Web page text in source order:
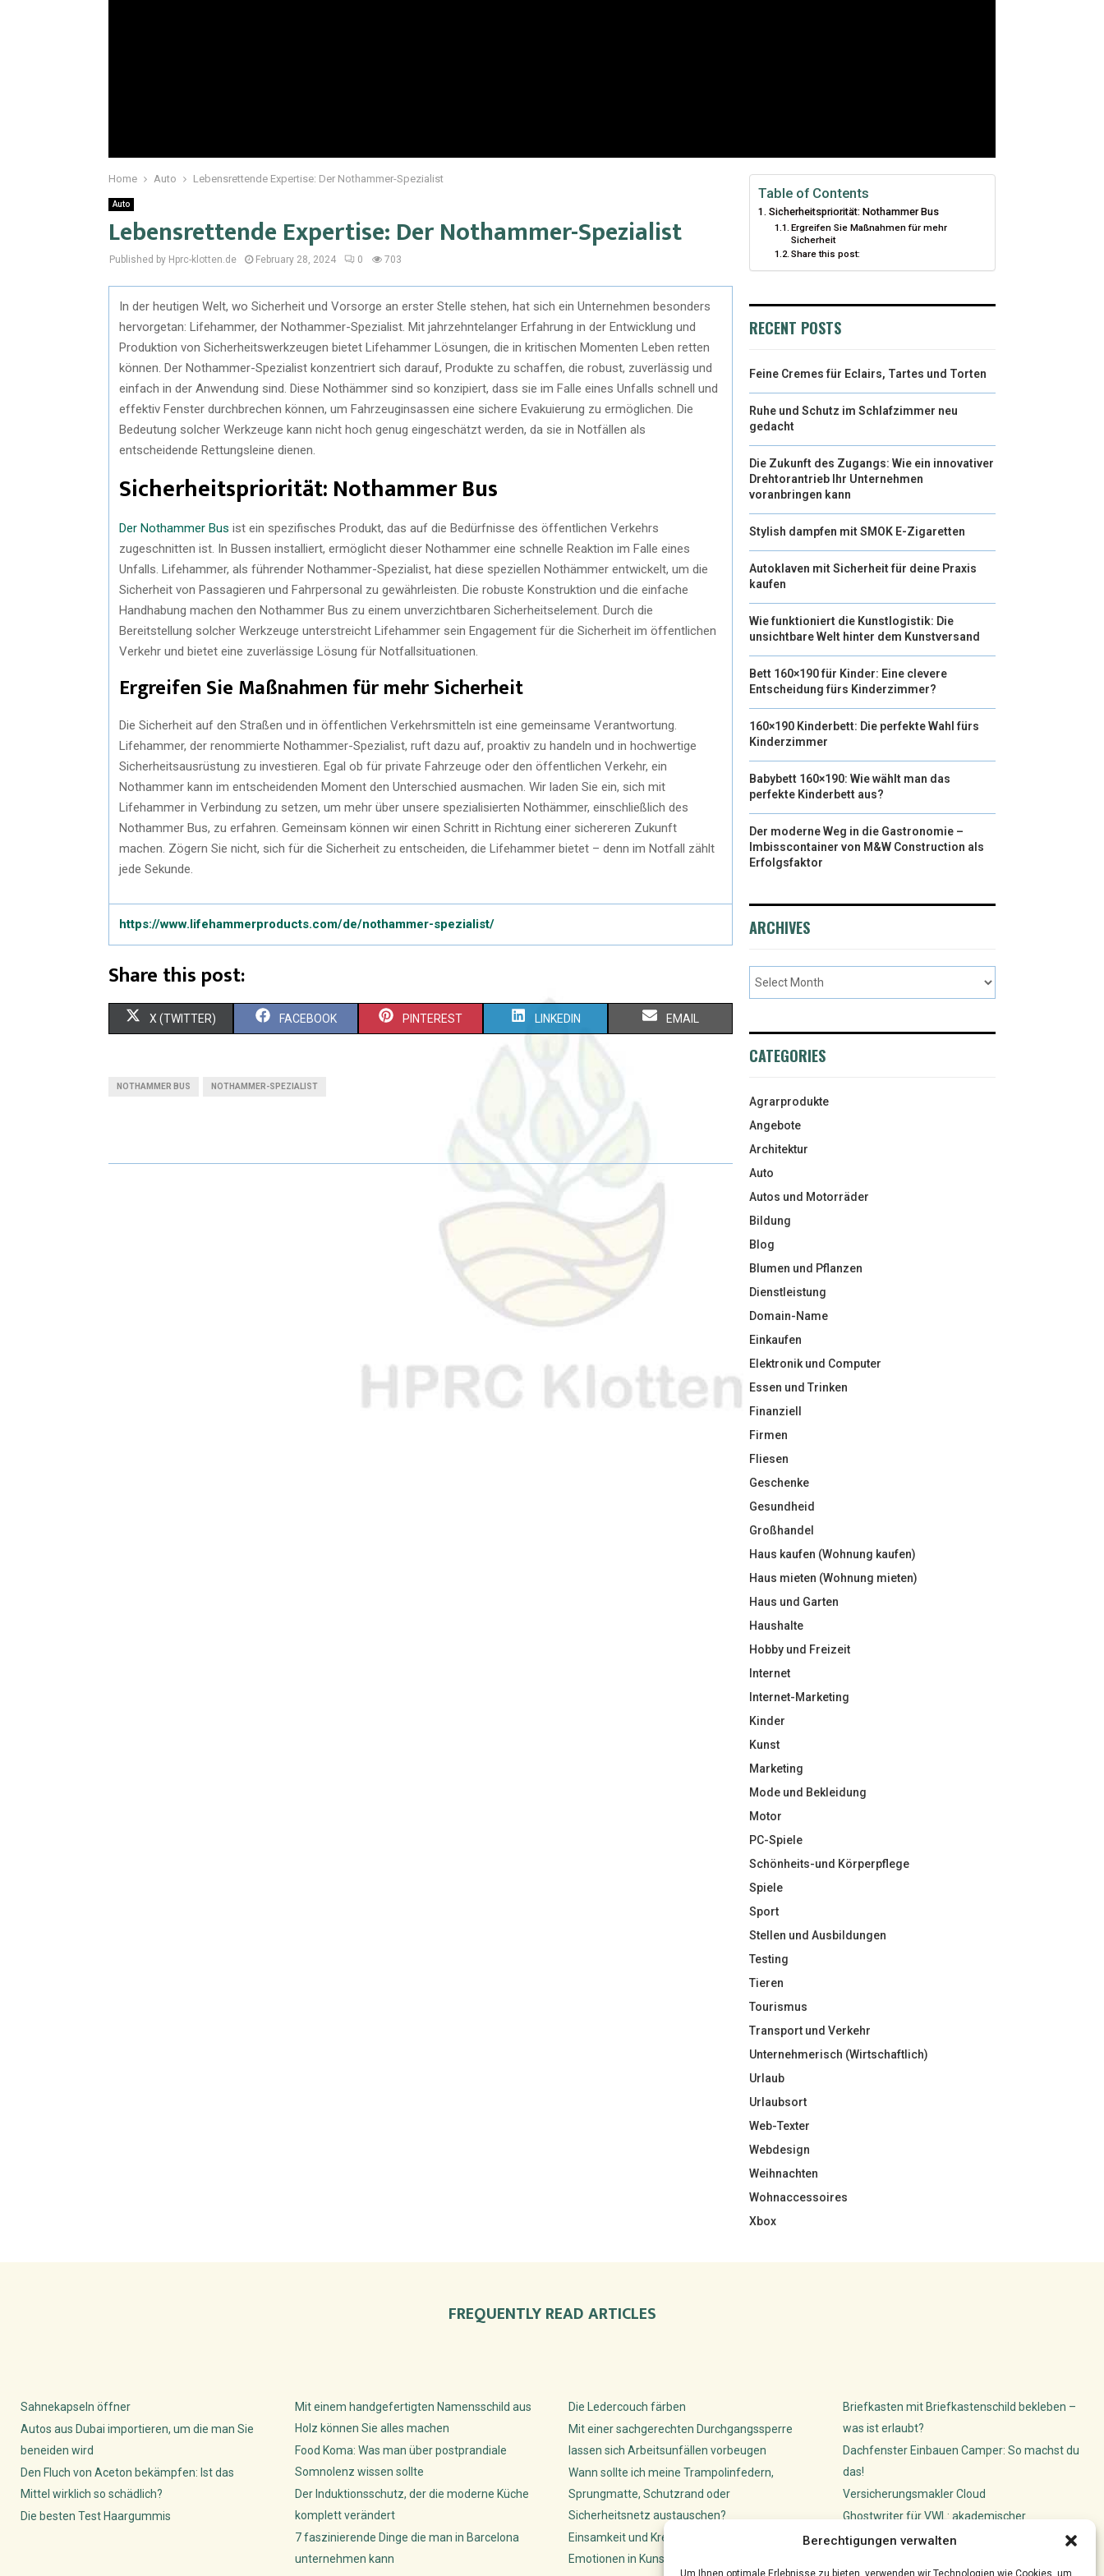
Berechtigungen verwalten
Um Ihnen optimale Erlebnisse zu bieten, verwenden wir Technologien wie Cookies, um
Home Auto Lebensrettende Expertise: Der Nothammer-Spezialist
Auto
Lebensrettende Expertise: Der Nothammer-Spezialist
Published by Hprc-klotten.de February 28, 2024 0 703
In der heutigen Welt, wo Sicherheit und Vorsorge an erster Stelle stehen, hat sich ein Unternehmen besonders
hervorgetan: Lifehammer, der Nothammer-Spezialist. Mit jahrzehntelanger Erfahrung in der Entwicklung und
Produktion von Sicherheitswerkzeugen bietet Lifehammer Lösungen, die in kritischen Momenten Leben retten
können. Der Nothammer-Spezialist konzentriert sich darauf, Produkte zu schaffen, die robust, zuverlässig und
einfach in der Anwendung sind. Diese Nothämmer sind so konzipiert, dass sie im Falle eines Unfalls schnell und
effektiv Fenster durchbrechen können, um Fahrzeuginsassen eine sichere Evakuierung zu ermöglichen. Die
Bedeutung solcher Werkzeuge kann nicht hoch genug eingeschätzt werden, da sie in Notfällen als
entscheidende Rettungsleine dienen.
Sicherheitspriorität: Nothammer Bus
Der Nothammer Bus ist ein spezifisches Produkt, das auf die Bedürfnisse des öffentlichen Verkehrs
zugeschnitten ist. In Bussen installiert, ermöglicht dieser Nothammer eine schnelle Reaktion im Falle eines
Unfalls. Lifehammer, als führender Nothammer-Spezialist, hat diese speziellen Nothämmer entwickelt, um die
Sicherheit von Passagieren und Fahrpersonal zu gewährleisten. Die robuste Konstruktion und die einfache
Handhabung machen den Nothammer Bus zu einem unverzichtbaren Sicherheitselement. Durch die
Bereitstellung solcher Werkzeuge unterstreicht Lifehammer sein Engagement für die Sicherheit im öffentlichen
Verkehr und bietet eine zuverlässige Lösung für Notfallsituationen.
Ergreifen Sie Maßnahmen für mehr Sicherheit
Die Sicherheit auf den Straßen und in öffentlichen Verkehrsmitteln ist eine gemeinsame Verantwortung.
Lifehammer, der renommierte Nothammer-Spezialist, ruft dazu auf, proaktiv zu handeln und in hochwertige
Sicherheitsausrüstung zu investieren. Egal ob für private Fahrzeuge oder den öffentlichen Verkehr, ein
Nothammer kann im entscheidenden Moment den Unterschied ausmachen. Wir laden Sie ein, sich mit
Lifehammer in Verbindung zu setzen, um mehr über unsere spezialisierten Nothämmer, einschließlich des
Nothammer Bus, zu erfahren. Gemeinsam können wir einen Schritt in Richtung einer sichereren Zukunft
machen. Zögern Sie nicht, sich für die Sicherheit zu entscheiden, die Lifehammer bietet – denn im Notfall zählt
jede Sekunde.
https://www.lifehammerproducts.com/de/nothammer-spezialist/
Share this post:
X (TWITTER) FACEBOOK PINTEREST LINKEDIN EMAIL
NOTHAMMER BUS NOTHAMMER-SPEZIALIST
Table of Contents
Sicherheitspriorität: Nothammer Bus
Ergreifen Sie Maßnahmen für mehr
Sicherheit
Share this post:
RECENT POSTS
Feine Cremes für Eclairs, Tartes und Torten
Ruhe und Schutz im Schlafzimmer neu
gedacht
Die Zukunft des Zugangs: Wie ein innovativer
Drehtorantrieb Ihr Unternehmen
voranbringen kann
Stylish dampfen mit SMOK E-Zigaretten
Autoklaven mit Sicherheit für deine Praxis
kaufen
Wie funktioniert die Kunstlogistik: Die
unsichtbare Welt hinter dem Kunstversand
Bett 160×190 für Kinder: Eine clevere
Entscheidung fürs Kinderzimmer?
160×190 Kinderbett: Die perfekte Wahl fürs
Kinderzimmer
Babybett 160×190: Wie wählt man das
perfekte Kinderbett aus?
Der moderne Weg in die Gastronomie –
Imbisscontainer von M&W Construction als
Erfolgsfaktor
ARCHIVES
CATEGORIES
Agrarprodukte
Angebote
Architektur
Auto
Autos und Motorräder
Bildung
Blog
Blumen und Pflanzen
Dienstleistung
Domain-Name
Einkaufen
Elektronik und Computer
Essen und Trinken
Finanziell
Firmen
Fliesen
Geschenke
Gesundheid
Großhandel
Haus kaufen (Wohnung kaufen)
Haus mieten (Wohnung mieten)
Haus und Garten
Haushalte
Hobby und Freizeit
Internet
Internet-Marketing
Kinder
Kunst
Marketing
Mode und Bekleidung
Motor
PC-Spiele
Schönheits-und Körperpflege
Spiele
Sport
Stellen und Ausbildungen
Testing
Tieren
Tourismus
Transport und Verkehr
Unternehmerisch (Wirtschaftlich)
Urlaub
Urlaubsort
Web-Texter
Webdesign
Weihnachten
Wohnaccessoires
Xbox
FREQUENTLY READ ARTICLES
Sahnekapseln öffner
Autos aus Dubai importieren, um die man Sie
beneiden wird
Den Fluch von Aceton bekämpfen: Ist das
Mittel wirklich so schädlich?
Die besten Test Haargummis
Mit einem handgefertigten Namensschild aus
Holz können Sie alles machen
Food Koma: Was man über postprandiale
Somnolenz wissen sollte
Der Induktionsschutz, der die moderne Küche
komplett verändert
7 faszinierende Dinge die man in Barcelona
unternehmen kann
Die Ledercouch färben
Mit einer sachgerechten Durchgangssperre
lassen sich Arbeitsunfällen vorbeugen
Wann sollte ich meine Trampolinfedern,
Sprungmatte, Schutzrand oder
Sicherheitsnetz austauschen?
Einsamkeit und Kreativität: Wie Künstler ihre
Emotionen in Kunst lenken
Briefkasten mit Briefkastenschild bekleben –
was ist erlaubt?
Dachfenster Einbauen Camper: So machst du
das!
Versicherungsmakler Cloud
Ghostwriter für VWL: akademischer
Schreibservice